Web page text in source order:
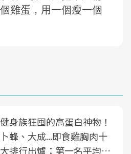
健身族狂囤的高蛋白神物！
卜蜂、大成...即食雞胸肉十
大排行出爐：第一名平均一